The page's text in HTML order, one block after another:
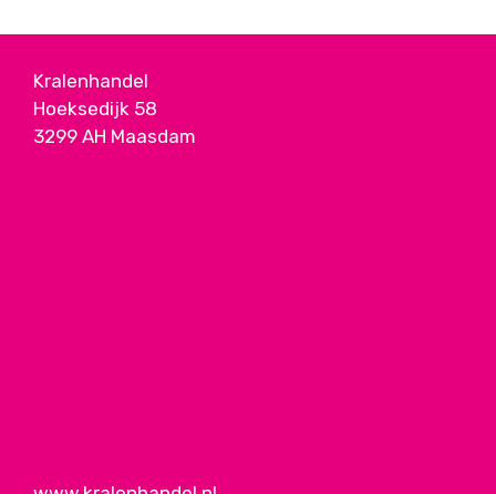
Kralenhandel
Hoeksedijk 58
3299 AH Maasdam